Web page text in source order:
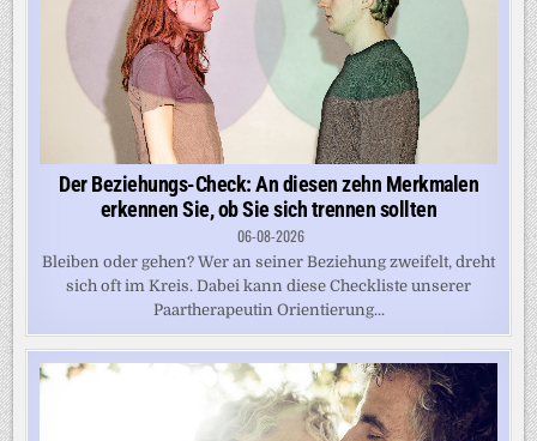
Der Beziehungs-Check: An diesen zehn Merkmalen
erkennen Sie, ob Sie sich trennen sollten
06-08-2026
Bleiben oder gehen? Wer an seiner Beziehung zweifelt, dreht
sich oft im Kreis. Dabei kann diese Checkliste unserer
Paartherapeutin Orientierung...